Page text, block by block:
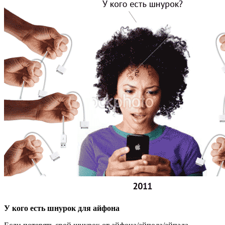
У кого есть шнурок для айфона